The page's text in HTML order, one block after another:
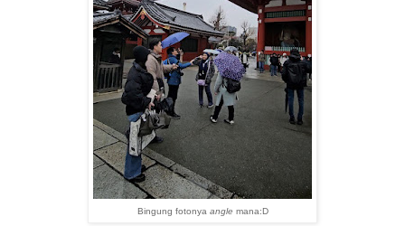
Bingung fotonya angle mana:D